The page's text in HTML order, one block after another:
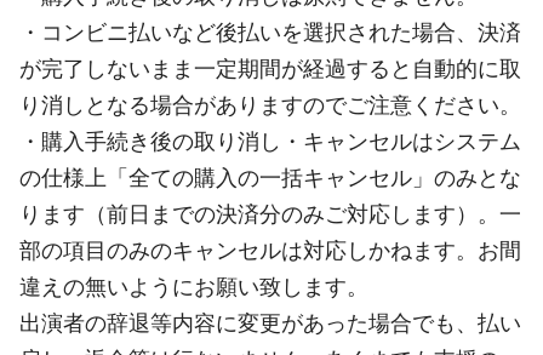
・コンビニ払いなど後払いを選択された場合、決済
が完了しないまま一定期間が経過すると自動的に取
り消しとなる場合がありますのでご注意ください。
・購入手続き後の取り消し・キャンセルはシステム
の仕様上「全ての購入の一括キャンセル」のみとな
ります（前日までの決済分のみご対応します）。一
部の項目のみのキャンセルは対応しかねます。お間
違えの無いようにお願い致します。
出演者の辞退等内容に変更があった場合でも、払い